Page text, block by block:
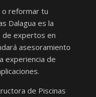
o reformar tu
Dalagua es la
de expertos en
asesoramiento
experiencia de
de Piscinas